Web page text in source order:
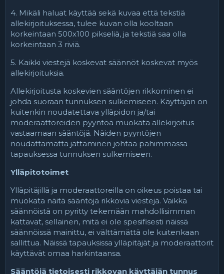
4. Mikäli haluat käyttää sekä kuvaa että tekstiä
allekirjoituksessa, tulee kuvan olla kooltaan
korkeintaan 500x100 pikseliä, ja tekstiä saa olla
korkeintaan 3 riviä.
5. Kaikki viestejä koskevat säännöt koskevat myös
allekirjoituksia.
Allekirjoitusta koskevien sääntöjen rikkominen ei
johda suoraan tunnuksen sulkemiseen. Käyttäjän on
kuitenkin noudatettava ylläpidon ja/tai
moderaattoreiden pyyntöä muokata allekirjoitus
vastaamaan sääntöjä. Näiden pyyntöjen
noudattamatta jättäminen johtaa pahimmassa
tapauksessa tunnuksen sulkemiseen.
Ylläpitotoimet
Ylläpitäjillä ja moderaattoreilla on oikeus poistaa tai
muokata näitä sääntöjä rikkovia viestejä. Vaikka
säännöistä on pyritty tekemään mahdollisimman
kattavat, sellainen, mitä ei ole spesifisesti näissä
säännöissä mainittu, ei välttämättä ole kuitenkaan
sallittua. Näissä tapauksissa ylläpitäjät ja moderaattorit
käyttävät omaa harkintaansa.
Sääntöjä tietoisesti rikkovan käyttäjän tunnus